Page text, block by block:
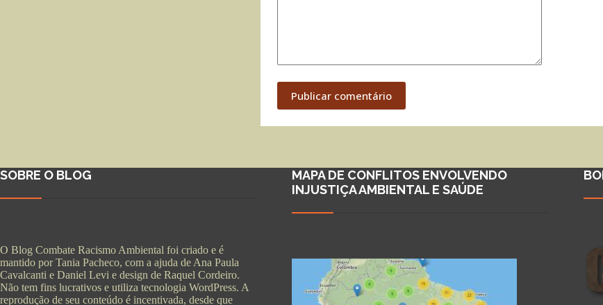
Publicar comentário
SOBRE O BLOG
O Blog Combate Racismo Ambiental foi criado e é
mantido por Tania Pacheco, com a ajuda de Ana Paula
Cavalcanti e Daniel Levi e design de Raquel Cordeiro.
Não tem fins lucrativos e utiliza tecnologia WordPress. A
reprodução de seu conteúdo é incentivada, desde que
MAPA DE CONFLITOS ENVOLVENDO
INJUSTIÇA AMBIENTAL E SAÚDE